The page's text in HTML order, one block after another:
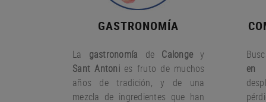
GASTRONOMÍA
La gastronomía de Calonge y
Sant Antoni es fruto de muchos
años
de tradición, y
de una
mezcla de ingredientes que han
en